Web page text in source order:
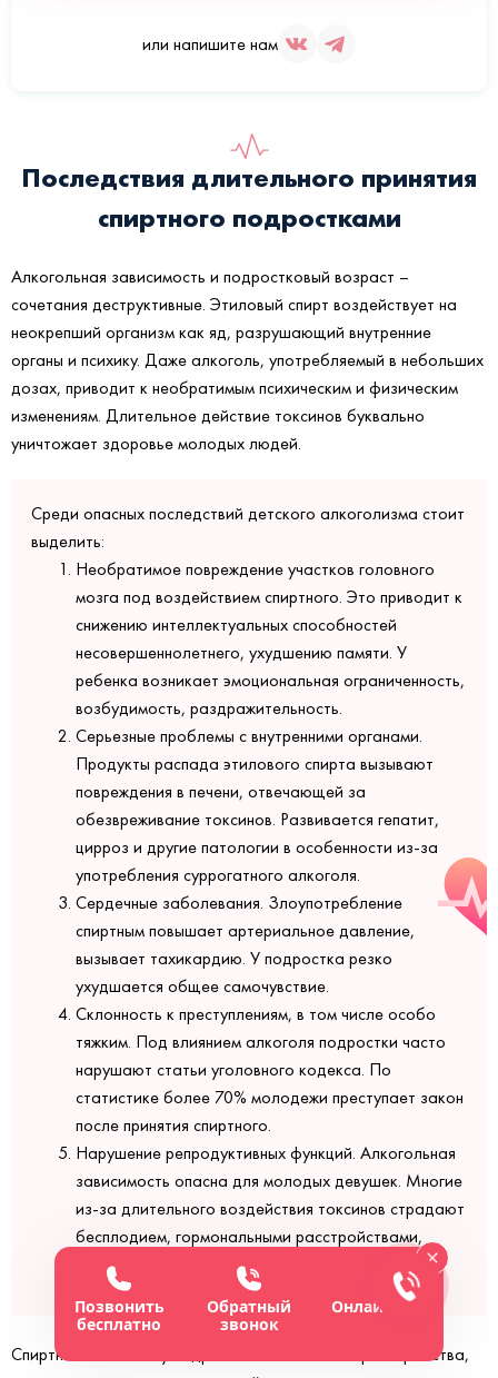
или напишите нам
Последствия длительного принятия
спиртного подростками
Алкогольная зависимость и подростковый возраст –
сочетания деструктивные. Этиловый спирт воздействует на
неокрепший организм как яд, разрушающий внутренние
органы и психику. Даже алкоголь, употребляемый в небольших
дозах, приводит к необратимым психическим и физическим
изменениям. Длительное действие токсинов буквально
уничтожает здоровье молодых людей.
Среди опасных последствий детского алкоголизма стоит
выделить:
Необратимое повреждение участков головного
мозга под воздействием спиртного. Это приводит к
снижению интеллектуальных способностей
несовершеннолетнего, ухудшению памяти. У
ребенка возникает эмоциональная ограниченность,
возбудимость, раздражительность.
Серьезные проблемы с внутренними органами.
Продукты распада этилового спирта вызывают
повреждения в печени, отвечающей за
обезвреживание токсинов. Развивается гепатит,
цирроз и другие патологии в особенности из-за
употребления суррогатного алкоголя.
Сердечные заболевания. Злоупотребление
спиртным повышает артериальное давление,
вызывает тахикардию. У подростка резко
ухудшается общее самочувствие.
Склонность к преступлениям, в том числе особо
тяжким. Под влиянием алкоголя подростки часто
нарушают статьи уголовного кодекса. По
статистике более 70% молодежи преступает закон
после принятия спиртного.
Нарушение репродуктивных функций. Алкогольная
зависимость опасна для молодых девушек. Многие
из-за длительного воздействия токсинов страдают
бесплодием, гормональными расстройствами,
другими гинекологическими заболеваниями.
Спиртное вызывает у подростков психические расстройства,
Позвонить
бесплатно
Обратный
звонок
Онлайн-чат